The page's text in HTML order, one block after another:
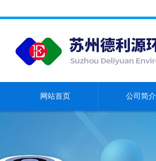
网站首页 公司简介